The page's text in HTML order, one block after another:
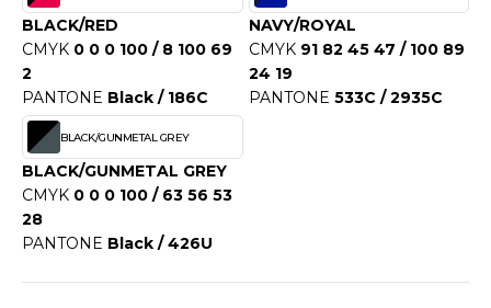
PROFESSIONNELLE
- BLOUSON
SERIE
BLACK/RED
CMYK 0 0 0 100 / 8 100 69
2
PANTONE Black / 186C
NAVY/ROYAL
CMYK 91 82 45 47 / 100 89
24 19
PANTONE 533C / 2935C
BLACK/GUNMETAL GREY
BLACK/GUNMETAL GREY
CMYK 0 0 0 100 / 63 56 53
28
PANTONE Black / 426U